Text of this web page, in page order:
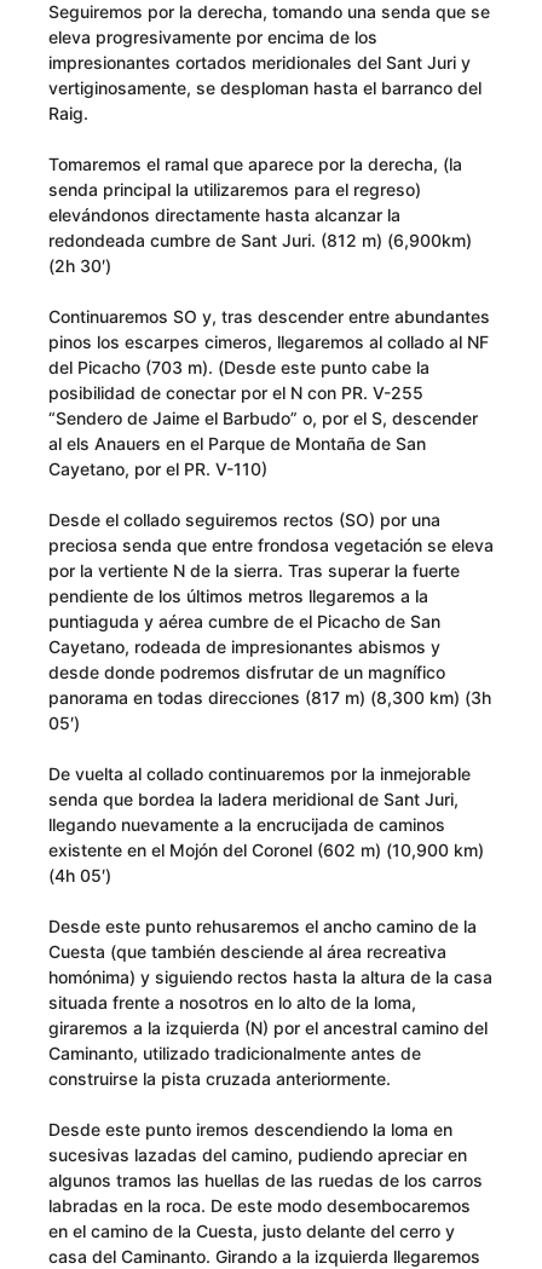
Seguiremos por la derecha, tomando una senda que se
eleva progresivamente por encima de los
impresionantes cortados meridionales del Sant Juri y
vertiginosamente, se desploman hasta el barranco del
Raig.
Tomaremos el ramal que aparece por la derecha, (la
senda principal la utilizaremos para el regreso)
elevándonos directamente hasta alcanzar la
redondeada cumbre de Sant Juri. (812 m) (6,900km)
(2h 30′)
Continuaremos SO y, tras descender entre abundantes
pinos los escarpes cimeros, llegaremos al collado al NF
del Picacho (703 m). (Desde este punto cabe la
posibilidad de conectar por el N con PR. V-255
“Sendero de Jaime el Barbudo” o, por el S, descender
al els Anauers en el Parque de Montaña de San
Cayetano, por el PR. V­-110)
Desde el collado seguiremos rectos (SO) por una
preciosa senda que entre frondosa vegetación se eleva
por la vertiente N de la sierra. Tras superar la fuerte
pendiente de los últimos metros llegaremos a la
puntiaguda y aérea cumbre de el Picacho de San
Cayetano, rodeada de impresionantes abismos y
desde donde podremos disfrutar de un magnífico
panorama en todas direcciones (817 m) (8,300 km) (3h
05′)
De vuelta al collado continuaremos por la inmejorable
senda que bordea la ladera meridional de Sant Juri,
llegando nuevamente a la encrucijada de caminos
existente en el Mojón del Coronel (602 m) (10,900 km)
(4h 05′)
Desde este punto rehusaremos el ancho camino de la
Cuesta (que también desciende al área recreativa
homónima) y siguiendo rectos hasta la altura de la casa
situada frente a nosotros en lo alto de la loma,
giraremos a la izquierda (N) por el ancestral camino del
Caminanto, utilizado tradicionalmente antes de
construirse la pista cruzada anteriormente.
Desde este punto iremos descendiendo la loma en
sucesivas lazadas del camino, pudiendo apreciar en
algunos tramos las huellas de las ruedas de los carros
labradas en la roca. De este modo desembocaremos
en el camino de la Cuesta, justo delante del cerro y
casa del Caminanto. Girando a la izquierda llegaremos